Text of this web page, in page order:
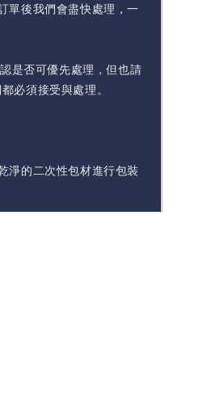
單後我們會盡快處理，一
是否可優先處理，但也請
必須接受與處理。
淨的二次性包材進行包裝